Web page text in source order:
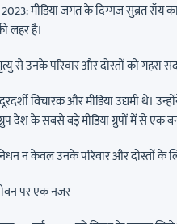
मीडिया जगत के दिग्गज सुब्रत
लहर है।
से उनके परिवार और दोस्तों को गहरा
विचारक और मीडिया उद्यमी थे।
ग्रुप देश के सबसे बड़े मीडिया ग्रुपों में से एक
न केवल उनके परिवार और दोस्तों के
पर एक नजर